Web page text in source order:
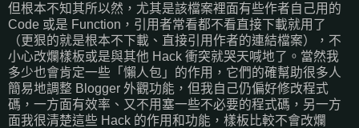
但根本不知其所以然，尤其是該檔案裡面有些作者自己用的
Code 或是 Function，引用者常看都不看直接下載就用了
（更狠的就是根本不下載、直接引用作者的連結檔案），不
小心改爛樣板或是與其他 Hack 衝突就哭天喊地了。當然我
多少也會肯定一些「懶人包」的作用，它們的確幫助很多人
簡易地調整 Blogger 外觀功能，但我自己仍偏好修改程式
碼，一方面有效率、又不用塞一些不必要的程式碼，另一方
面我很清楚這些 Hack 的作用和功能，樣板比較不會改爛